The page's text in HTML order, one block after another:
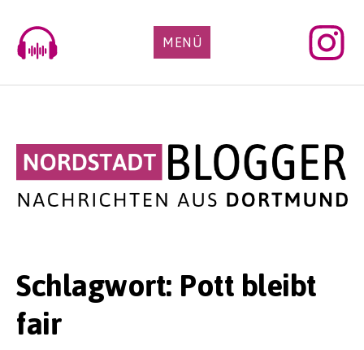
content
MENÜ
Schlagwort: Pott bleibt
fair